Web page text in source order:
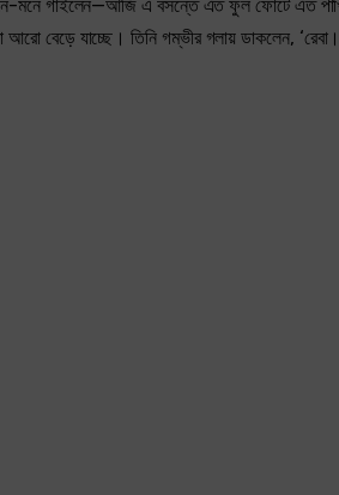
মনে গাইলেন—আজি এ বসন্তে এত ফুল ফোটে এত
বেড়ে যাচ্ছে। তিনি গম্ভীর গলায় ডাকলেন,